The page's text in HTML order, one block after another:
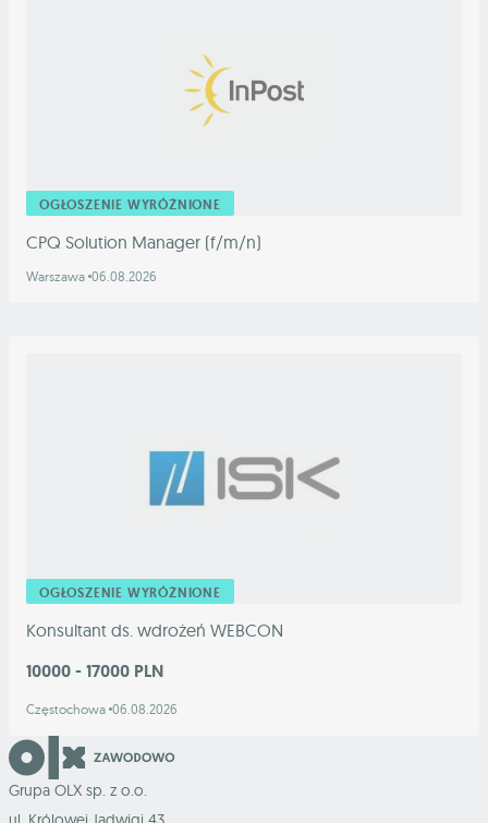
OGŁOSZENIE WYRÓŻNIONE
CPQ Solution Manager (f/m/n)
Warszawa 06.08.2026
OGŁOSZENIE WYRÓŻNIONE
Konsultant ds. wdrożeń WEBCON
10000 - 17000 PLN
Częstochowa 06.08.2026
Grupa OLX sp. z o.o.